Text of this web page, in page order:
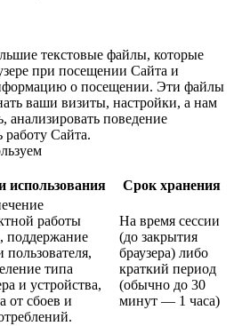
текстовые файлы, которые
при посещении Сайта и
о посещении. Эти файлы
ваши визиты, настройки, а нам
анализировать поведение
работу Сайта.
использования Срок хранения
работы
поддержание
пользователя,
типа
и устройства,
от сбоев и
На время сессии
(до закрытия
браузера) либо
краткий период
(обычно до 30
минут — 1 часа)